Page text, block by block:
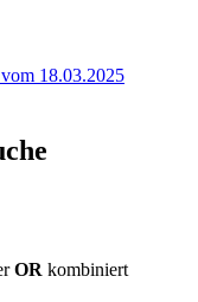
18.03.2025
OR kombiniert